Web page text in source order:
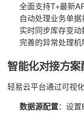
全面支持T+最新
自动处理业务单
实时同步库存变动
完善的异常处理机
智能化对接方案
轻易云平台通过可视
数据源配置：设